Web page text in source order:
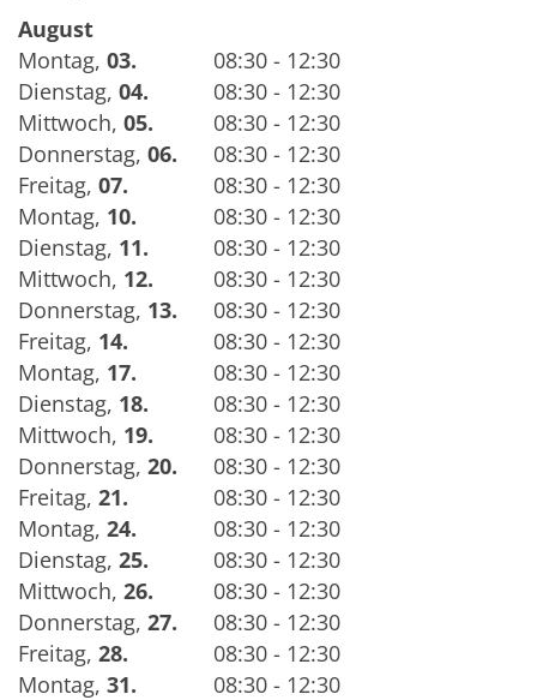
August
Montag, 03.
08:30 - 12:30
Dienstag, 04.
08:30 - 12:30
Mittwoch, 05.
08:30 - 12:30
Donnerstag, 06.
08:30 - 12:30
Freitag, 07.
08:30 - 12:30
Montag, 10.
08:30 - 12:30
Dienstag, 11.
08:30 - 12:30
Mittwoch, 12.
08:30 - 12:30
Donnerstag, 13.
08:30 - 12:30
Freitag, 14.
08:30 - 12:30
Montag, 17.
08:30 - 12:30
Dienstag, 18.
08:30 - 12:30
Mittwoch, 19.
08:30 - 12:30
Donnerstag, 20.
08:30 - 12:30
Freitag, 21.
08:30 - 12:30
Montag, 24.
08:30 - 12:30
Dienstag, 25.
08:30 - 12:30
Mittwoch, 26.
08:30 - 12:30
Donnerstag, 27.
08:30 - 12:30
Freitag, 28.
08:30 - 12:30
Montag, 31.
08:30 - 12:30